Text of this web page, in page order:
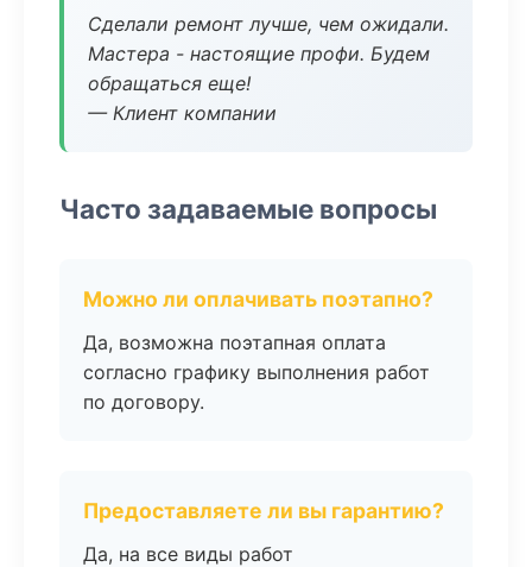
Сделали ремонт лучше, чем ожидали.
Мастера - настоящие профи. Будем
обращаться еще!
— Клиент компании
Часто задаваемые вопросы
Можно ли оплачивать поэтапно?
Да, возможна поэтапная оплата
согласно графику выполнения работ
по договору.
Предоставляете ли вы гарантию?
Да, на все виды работ